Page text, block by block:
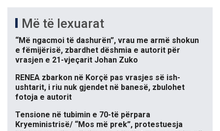
Më të lexuarat
“Më ngacmoi të dashurën”, vrau me armë shokun
e fëmijërisë, zbardhet dëshmia e autorit për
vrasjen e 21-vjeçarit Johan Zuko
RENEA zbarkon në Korçë pas vrasjes së ish-
ushtarit, i riu nuk gjendet në banesë, zbulohet
fotoja e autorit
Tensione në tubimin e 70-të përpara
Kryeministrisë/ “Mos më prek”, protestuesja